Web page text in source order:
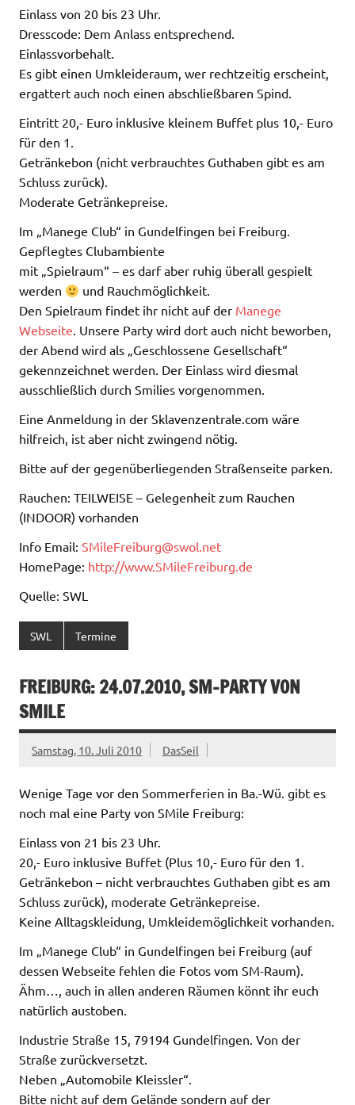
Einlass von 20 bis 23 Uhr.
Dresscode: Dem Anlass entsprechend.
Einlassvorbehalt.
Es gibt einen Umkleideraum, wer rechtzeitig erscheint,
ergattert auch noch einen abschließbaren Spind.
Eintritt 20,- Euro inklusive kleinem Buffet plus 10,- Euro
für den 1.
Getränkebon (nicht verbrauchtes Guthaben gibt es am
Schluss zurück).
Moderate Getränkepreise.
Im „Manege Club“ in Gundelfingen bei Freiburg.
Gepflegtes Clubambiente
mit „Spielraum“ – es darf aber ruhig überall gespielt
werden
und Rauchmöglichkeit.
Den Spielraum findet ihr nicht auf der Manege
Webseite. Unsere Party wird dort auch nicht beworben,
der Abend wird als „Geschlossene Gesellschaft“
gekennzeichnet werden. Der Einlass wird diesmal
ausschließlich durch Smilies vorgenommen.
Eine Anmeldung in der Sklavenzentrale.com wäre
hilfreich, ist aber nicht zwingend nötig.
Bitte auf der gegenüberliegenden Straßenseite parken.
Rauchen: TEILWEISE – Gelegenheit zum Rauchen
(INDOOR) vorhanden
Info Email: SMileFreiburg@swol.net
HomePage: http://www.SMileFreiburg.de
Quelle: SWL
SWL Termine
FREIBURG: 24.07.2010, SM-PARTY VON
SMILE
Samstag, 10. Juli 2010 DasSeil
Wenige Tage vor den Sommerferien in Ba.-Wü. gibt es
noch mal eine Party von SMile Freiburg:
Einlass von 21 bis 23 Uhr.
20,- Euro inklusive Buffet (Plus 10,- Euro für den 1.
Getränkebon – nicht verbrauchtes Guthaben gibt es am
Schluss zurück), moderate Getränkepreise.
Keine Alltagskleidung, Umkleidemöglichkeit vorhanden.
Im „Manege Club“ in Gundelfingen bei Freiburg (auf
dessen Webseite fehlen die Fotos vom SM-Raum).
Ähm…, auch in allen anderen Räumen könnt ihr euch
natürlich austoben.
Industrie Straße 15, 79194 Gundelfingen. Von der
Straße zurückversetzt.
Neben „Automobile Kleissler“.
Bitte nicht auf dem Gelände sondern auf der